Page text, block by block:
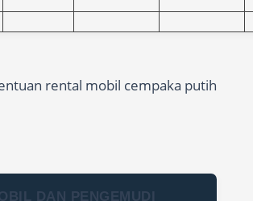
rental mobil cempaka putih
DAN PENGEMUDI